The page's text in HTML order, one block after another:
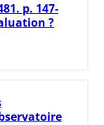
p. 147-
?